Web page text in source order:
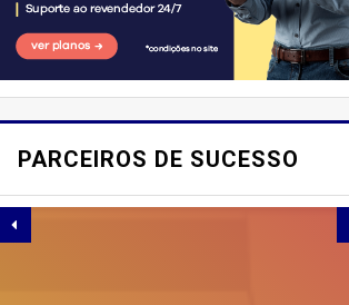
PARCEIROS DE SUCESSO
E AÍ, PESSOAL! VOCÊ JÁ